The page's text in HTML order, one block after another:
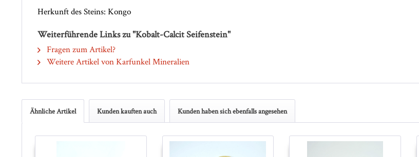
Herkunft des Steins: Kongo
Weiterführende Links zu "Kobalt-Calcit Seifenstein"
Fragen zum Artikel?
Weitere Artikel von Karfunkel Mineralien
Ähnliche Artikel Kunden kauften auch Kunden haben sich ebenfalls angesehen